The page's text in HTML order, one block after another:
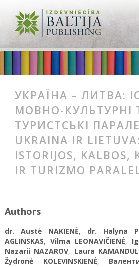
УКРАЇНА – ЛИТВА:
МОВНО-КУЛЬТУРНІ
ТУРИСТСЬКІ
UKRAINA IR LIETUVA:
ISTORIJOS, KALBOS,
IR TURIZMO
Authors
dr. Austė NAKIENĖ, dr. Halyna
AGLINSKAS, Vilma LEONAVIČIENĖ,
Nazarii NAZAROV, Laura
Žydronė KOLEVINSKIENĖ,